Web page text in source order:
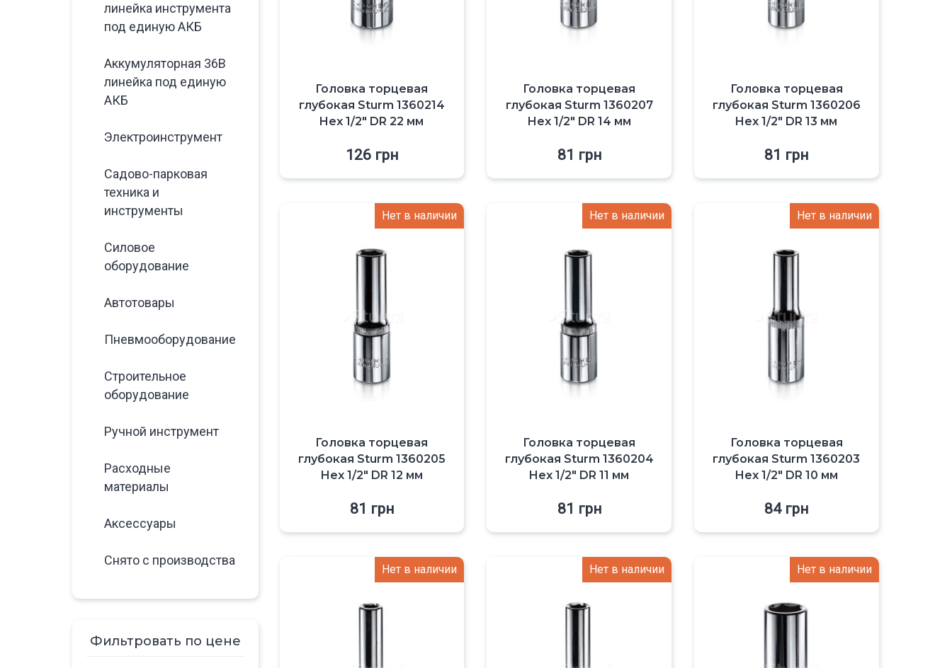
линейка инструмента
под единую АКБ
Аккумуляторная 36В
линейка под единую
АКБ
Электроинструмент
Садово-парковая
техника и
инструменты
Силовое
оборудование
Автотовары
Пневмооборудование
Строительное
оборудование
Ручной инструмент
Расходные
материалы
Аксессуары
Снято с производства
Фильтровать по цене
Головка торцевая
глубокая Sturm 1360214
Hex 1/2″ DR 22 мм
126 грн
Головка торцевая
глубокая Sturm 1360207
Hex 1/2″ DR 14 мм
81 грн
Головка торцевая
глубокая Sturm 1360206
Hex 1/2″ DR 13 мм
81 грн
Нет в наличии
Головка торцевая
глубокая Sturm 1360205
Hex 1/2″ DR 12 мм
81 грн
Нет в наличии
Головка торцевая
глубокая Sturm 1360204
Hex 1/2″ DR 11 мм
81 грн
Нет в наличии
Головка торцевая
глубокая Sturm 1360203
Hex 1/2″ DR 10 мм
84 грн
Нет в наличии Нет в наличии Нет в наличии